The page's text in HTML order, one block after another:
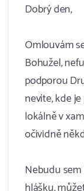
Dobrý den,
Omlouvám
Bohužel,
podporou
nevíte, kde
lokálně v
očividně
Nebudu